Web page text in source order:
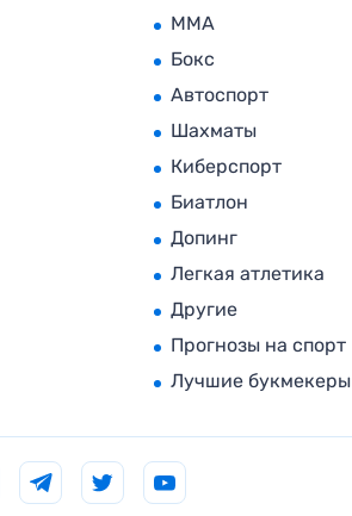
MMA
Бокс
Автоспорт
Шахматы
Киберспорт
Биатлон
Допинг
Легкая атлетика
Другие
Прогнозы на спорт
Лучшие букмекеры